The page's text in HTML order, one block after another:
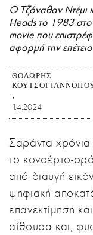
Ο Τζόναθαν Ντέμι
Heads το 1983 στο
movie που
αφορμή την
ΘΟΔΩΡΉΣ
1.4.2024
Σαράντα χρόνια
το κονσέρτο-
από διαυγή
ψηφιακή
επανεκτίμηση
αίθουσα και,